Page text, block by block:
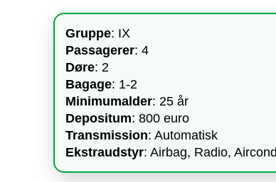
Gruppe: IX
Passagerer: 4
Døre: 2
Bagage: 1-2
Minimumalder: 25 år
Depositum: 800 euro
Transmission: Automatisk
Ekstraudstyr: Airbag, Radio,